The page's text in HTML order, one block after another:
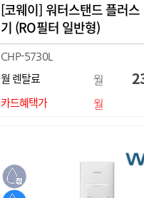
[코웨이] 워터스탠드 플러
기 (RO필터 일반형)
CHP-5730L
월 렌탈료 월
카드혜택가 월